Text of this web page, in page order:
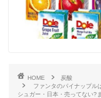
HOME
炭酸
ファンタのパイナップル
シュガー・日本・売ってない?